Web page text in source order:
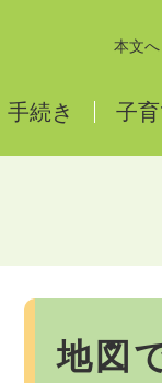
本文へ
手続き 子育
本
地図